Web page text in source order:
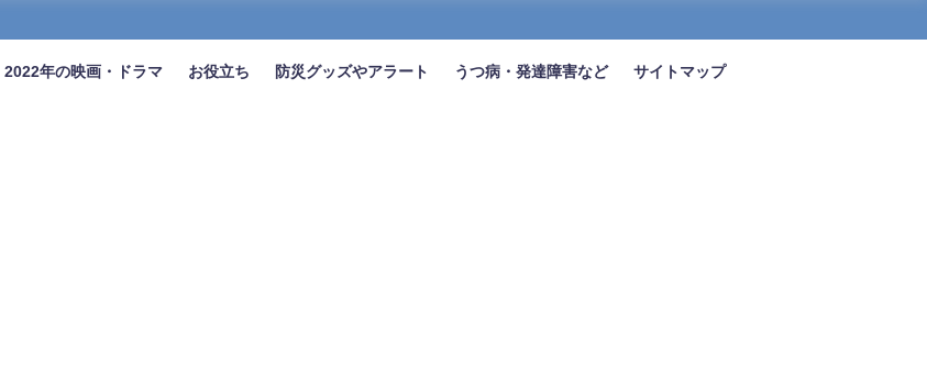
2022年の映画・ドラマ お役立ち 防災グッズやアラート うつ病・発達障害など サイトマップ